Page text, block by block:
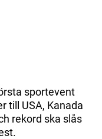
sportevent
till USA, Kanada
rekord ska slås